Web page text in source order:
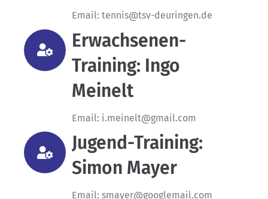
Email: tennis@tsv-deuringen.de
Erwachsenen-
Training: Ingo
Meinelt
Email: i.meinelt@gmail.com
Jugend-Training:
Simon Mayer
Email: smayer@googlemail.com